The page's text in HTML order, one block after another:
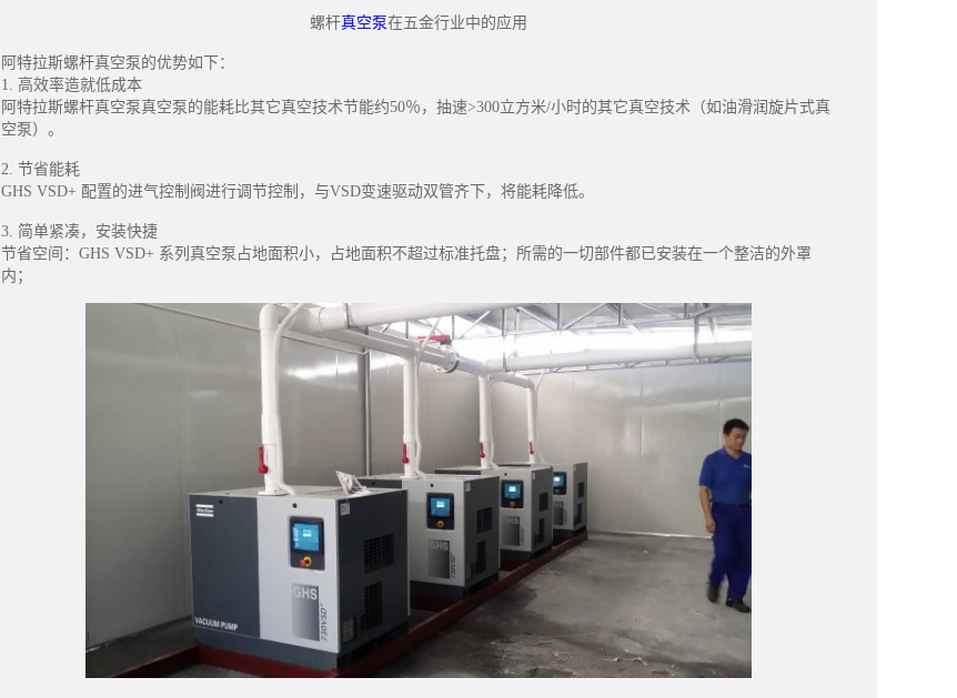
螺杆真空泵在五金行业中的应用
阿特拉斯螺杆真空泵的优势如下：
1. 高效率造就低成本
阿特拉斯螺杆真空泵真空泵的能耗比其它真空技术节能约50％，抽速>300立方米/小时的其它真空技术（如油滑润旋片式真
空泵）。
2. 节省能耗
GHS VSD+ 配置的进气控制阀进行调节控制，与VSD变速驱动双管齐下，将能耗降低。
3. 简单紧凑，安装快捷
节省空间：GHS VSD+ 系列真空泵占地面积小，占地面积不超过标准托盘；所需的一切部件都已安装在一个整洁的外罩
内；